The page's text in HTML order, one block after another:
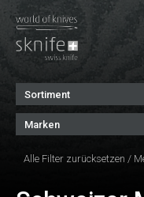
Sortiment
Marken
Alle Filter zurücksetzen /